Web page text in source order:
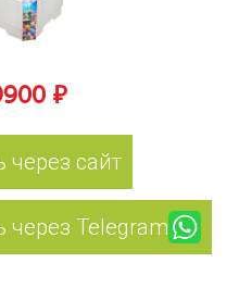
₽
через сайт
через Telegram